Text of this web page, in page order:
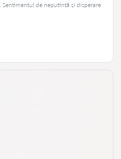
de neputință și disperare